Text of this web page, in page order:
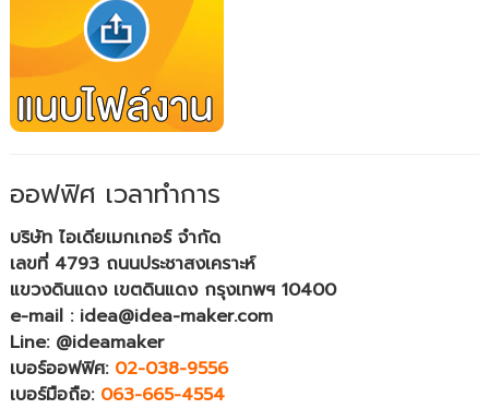
ออฟฟิศ เวลาทำการ
บริษัท ไอเดียเมกเกอร์ จำกัด
เลขที่ 4793 ถนนประชาสงเคราะห์
แขวงดินแดง เขตดินแดง กรุงเทพฯ 10400
e-mail : idea@idea-maker.com
Line: @ideamaker
เบอร์ออฟฟิศ: 02-038-9556
เบอร์มือถือ: 063-665-4554